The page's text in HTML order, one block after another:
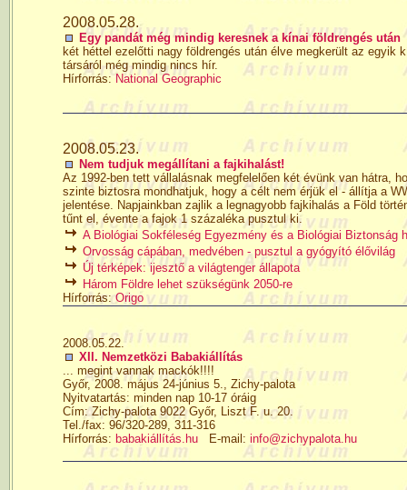
2008.05.28.
Egy pandát még mindig keresnek a kínai földrengés után
két héttel ezelőtti nagy földrengés után élve megkerült az egyik
társáról még mindig nincs hír.
Hírforrás: National Geographic
2008.05.23.
Nem tudjuk megállítani a fajkihalást!
Az 1992-ben tett vállalásnak megfelelően két évünk van hátra,
szinte biztosra mondhatjuk, hogy a célt nem érjük el - állítja a
jelentése. Napjainkban zajlik a legnagyobb fajkihalás a Föld
tűnt el, évente a fajok 1 százaléka pusztul ki.
A Biológiai Sokféleség Egyezmény és a Biológiai Biztonság
Orvosság cápában, medvében - pusztul a gyógyító élővilág
Új térképek: ijesztő a világtenger állapota
Három Földre lehet szükségünk 2050-re
Hírforrás:Origo
2008.05.22.
XII. Nemzetközi Babakiállítás
... megint vannak mackók!!!!
Győr, 2008. május 24-június 5., Zichy-palota
Nyitvatartás: minden nap 10-17 óráig
Cím: Zichy-palota 9022 Győr, Liszt F. u. 20.
Tel./fax: 96/320-289, 311-316
Hírforrás: babakiállítás.huE-mail: info@zichypalota.hu